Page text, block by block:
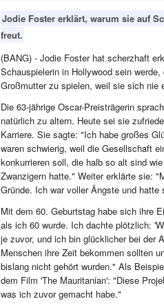
Jodie Foster erklärt, warum sie auf
freut.
(BANG) - Jodie Foster hat scherzhaft
Schauspielerin in Hollywood sein
Großmutter zu spielen, weil sie sich nie
Die 63-jährige Oscar-Preisträgerin
natürlich zu altern. Heute sei sie
Karriere. Sie sagte: "Ich habe großes
waren schwierig, weil die Gesellschaft
konkurrieren soll, die halb so alt sind
Zwanzigern hatte." Weiter erklärte sie:
Gründe. Ich war voller Ängste und
Mit dem 60. Geburtstag habe sich ihre
als ich 60 wurde. Ich dachte plötzlich:
je zuvor, und ich bin glücklicher bei der
Menschen ihre Zeit bekommen sollten
bislang nicht gehört wurden." Als
dem Film 'The Mauritanian': "Diese
was ich zuvor gemacht habe."